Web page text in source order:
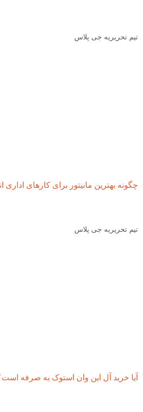
تیم تحریریه جی پلاس
چگونه بهترین مانیتور برای کارهای اداری
تیم تحریریه جی پلاس
آیا خرید آل این وان استوک به صرفه